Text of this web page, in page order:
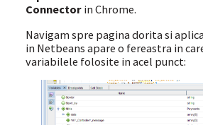
Connectorin Chrome.
Navigam spre pagina dorita si
in Netbeans apare o fereastra in
variabilele folosite in acel punct: